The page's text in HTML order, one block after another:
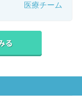
医療チーム